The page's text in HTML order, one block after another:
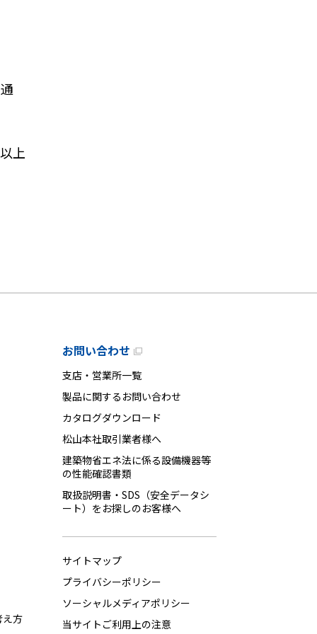
以上
え方
お問い合わせ
支店・営業所一覧
製品に関するお問い合わせ
カタログダウンロード
松山本社取引業者様へ
建築物省エネ法に係る設備機器等
の性能確認書類
取扱説明書・SDS（安全データシ
ート）をお探しのお客様へ
サイトマップ
プライバシーポリシー
ソーシャルメディアポリシー
当サイトご利用上の注意